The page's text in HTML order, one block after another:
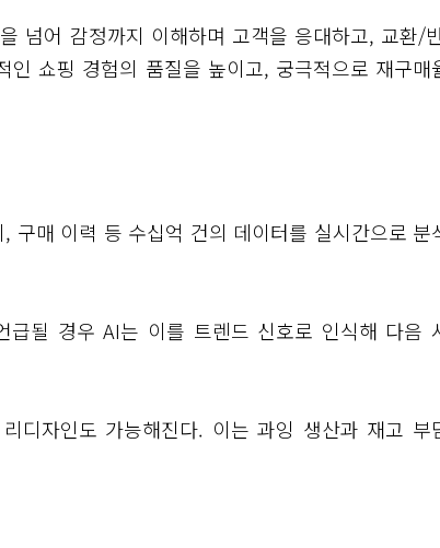
넘어 감정까지 이해하며 고객을 응대하고, 교환/
쇼핑 경험의 품질을 높이고, 궁극적으로 재구매
구매 이력 등 수십억 건의 데이터를 실시간으로 분
될 경우 AI는 이를 트렌드 신호로 인식해 다음
디자인도 가능해진다. 이는 과잉 생산과 재고 부